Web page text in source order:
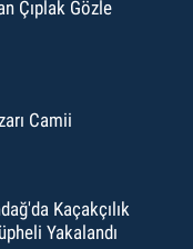
Çıplak Gözle
Camii
Kaçakçılık
Yakalandı